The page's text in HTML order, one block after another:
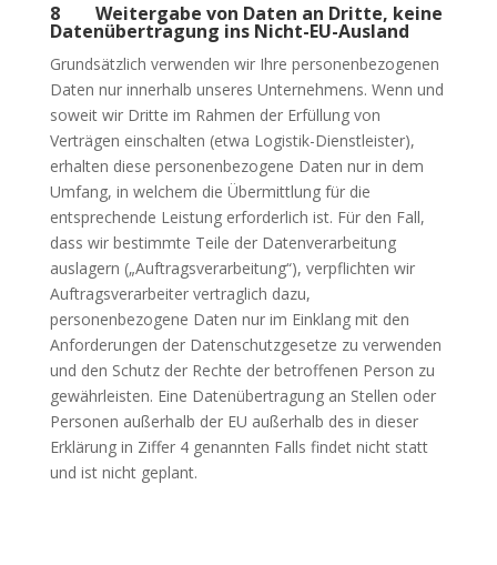
8 Weitergabe von Daten an Dritte, keine
Datenübertragung ins Nicht-EU-Ausland
Grundsätzlich verwenden wir Ihre personenbezogenen
Daten nur innerhalb unseres Unternehmens. Wenn und
soweit wir Dritte im Rahmen der Erfüllung von
Verträgen einschalten (etwa Logistik-Dienstleister),
erhalten diese personenbezogene Daten nur in dem
Umfang, in welchem die Übermittlung für die
entsprechende Leistung erforderlich ist. Für den Fall,
dass wir bestimmte Teile der Datenverarbeitung
auslagern („Auftragsverarbeitung“), verpflichten wir
Auftragsverarbeiter vertraglich dazu,
personenbezogene Daten nur im Einklang mit den
Anforderungen der Datenschutzgesetze zu verwenden
und den Schutz der Rechte der betroffenen Person zu
gewährleisten. Eine Datenübertragung an Stellen oder
Personen außerhalb der EU außerhalb des in dieser
Erklärung in Ziffer 4 genannten Falls findet nicht statt
und ist nicht geplant.